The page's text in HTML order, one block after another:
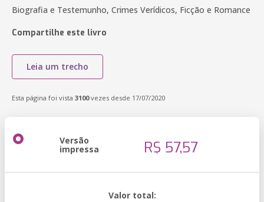
Biografia e Testemunho, Crimes Verídicos, Ficção e Romance
Compartilhe este livro
Leia um trecho
Esta página foi vista 3100vezes desde 17/07/2020
Versão
impressa R$ 57,57
Valor total: